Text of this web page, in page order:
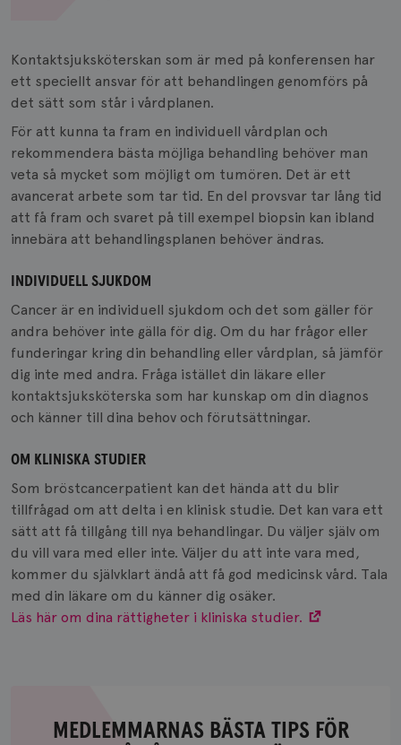
Kontaktsjuksköterskan som är med på konferensen har
ett speciellt ansvar för att behandlingen genomförs på
det sätt som står i vårdplanen.
För att kunna ta fram en individuell vårdplan och
rekommendera bästa möjliga behandling behöver man
veta så mycket som möjligt om tumören. Det är ett
avancerat arbete som tar tid. En del provsvar tar lång tid
att få fram och svaret på till exempel biopsin kan ibland
innebära att behandlingsplanen behöver ändras.
INDIVIDUELL SJUKDOM
Cancer är en individuell sjukdom och det som gäller för
andra behöver inte gälla för dig. Om du har frågor eller
funderingar kring din behandling eller vårdplan, så jämför
dig inte med andra. Fråga istället din läkare eller
kontaktsjuksköterska som har kunskap om din diagnos
och känner till dina behov och förutsättningar.
OM KLINISKA STUDIER
Som bröstcancerpatient kan det hända att du blir
tillfrågad om att delta i en klinisk studie. Det kan vara ett
sätt att få tillgång till nya behandlingar. Du väljer själv om
du vill vara med eller inte. Väljer du att inte vara med,
kommer du självklart ändå att få god medicinsk vård. Tala
med din läkare om du känner dig osäker.
Läs här om dina rättigheter i kliniska studier.
MEDLEMMARNAS BÄSTA TIPS FÖR